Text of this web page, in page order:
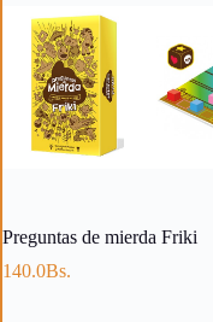
Preguntas de mierda Friki
140.0Bs.